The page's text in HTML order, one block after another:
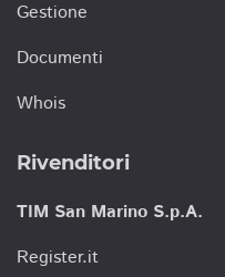
Gestione
Documenti
Whois
Rivenditori
TIM San Marino S.p.A.
Register.it